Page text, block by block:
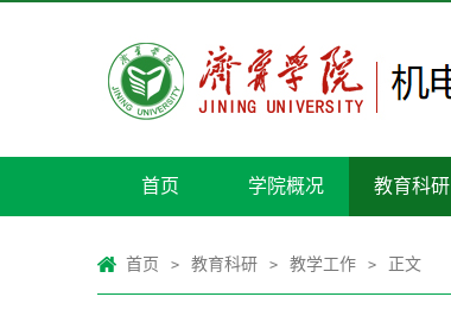
首页 学院概况 教育科研
首页 > 教育科研 > 教学工作 > 正文